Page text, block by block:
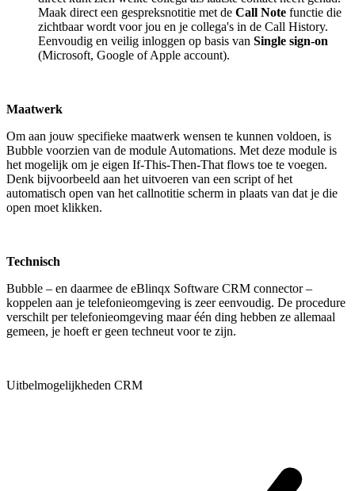
Maak direct een gespreksnotitie met de Call Note functie die
zichtbaar wordt voor jou en je collega's in de Call History.
Eenvoudig en veilig inloggen op basis van Single sign-on
(Microsoft, Google of Apple account).
Maatwerk
Om aan jouw specifieke maatwerk wensen te kunnen voldoen, is
Bubble voorzien van de module Automations. Met deze module is
het mogelijk om je eigen If-This-Then-That flows toe te voegen.
Denk bijvoorbeeld aan het uitvoeren van een script of het
automatisch open van het callnotitie scherm in plaats van dat je die
open moet klikken.
Technisch
Bubble – en daarmee de eBlinqx Software CRM connector –
koppelen aan je telefonieomgeving is zeer eenvoudig. De procedure
verschilt per telefonieomgeving maar één ding hebben ze allemaal
gemeen, je hoeft er geen techneut voor te zijn.
Uitbelmogelijkheden CRM